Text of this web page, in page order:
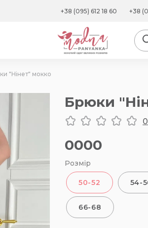
+38 (095) 612 18 60 +38
"Нінет" мокко
Брюки
0000
Розмір
50-52 54-
66-68